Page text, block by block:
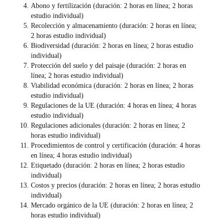
Abono y fertilización (duración: 2 horas en línea; 2 horas
estudio individual)
Recolección y almacenamiento (duración: 2 horas en línea;
2 horas estudio individual)
Biodiversidad (duración: 2 horas en línea; 2 horas estudio
individual)
Protección del suelo y del paisaje (duración: 2 horas en
línea; 2 horas estudio individual)
Viabilidad económica (duración: 2 horas en línea; 2 horas
estudio individual)
Regulaciones de la UE (duración: 4 horas en línea; 4 horas
estudio individual)
Regulaciones adicionales (duración: 2 horas en línea; 2
horas estudio individual)
Procedimientos de control y certificación (duración: 4 horas
en línea; 4 horas estudio individual)
Etiquetado (duración: 2 horas en línea; 2 horas estudio
individual)
Costos y precios (duración: 2 horas en línea; 2 horas estudio
individual)
Mercado orgánico de la UE (duración: 2 horas en línea; 2
horas estudio individual)